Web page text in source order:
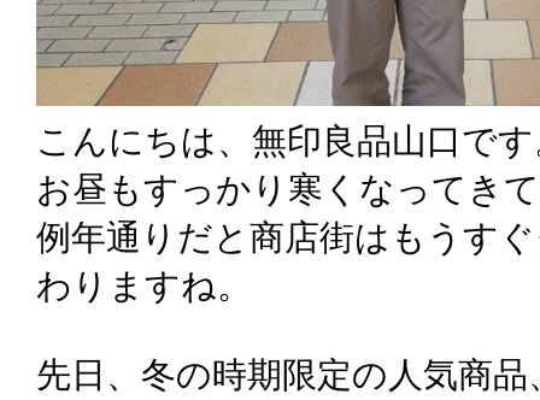
こんにちは、無印良品山口で
お昼もすっかり寒くなってき
例年通りだと商店街はもうす
わりますね。
先日、冬の時期限定の人気商